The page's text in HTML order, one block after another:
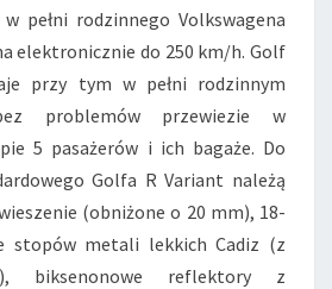
pełni rodzinnego Volkswagena
elektronicznie do 250 km/h. Golf
przy tym w pełni rodzinnym
problemów przewiezie w
5 pasażerów i ich bagaże. Do
Golfa R Variant należą
(obniżone o 20 mm), 18-
stopów metali lekkich Cadiz (z
biksenonowe reflektory z